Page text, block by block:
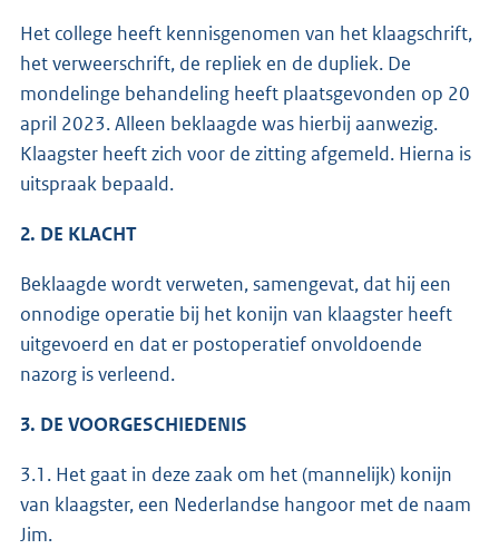
Het college heeft kennisgenomen van het klaagschrift,
het verweerschrift, de repliek en de dupliek. De
mondelinge behandeling heeft plaatsgevonden op 20
april 2023. Alleen beklaagde was hierbij aanwezig.
Klaagster heeft zich voor de zitting afgemeld. Hierna is
uitspraak bepaald.
2. DE KLACHT
Beklaagde wordt verweten, samengevat, dat hij een
onnodige operatie bij het konijn van klaagster heeft
uitgevoerd en dat er postoperatief onvoldoende
nazorg is verleend.
3. DE VOORGESCHIEDENIS
3.1. Het gaat in deze zaak om het (mannelijk) konijn
van klaagster, een Nederlandse hangoor met de naam
Jim.